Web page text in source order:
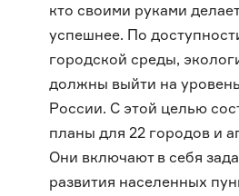
кто своими руками
успешнее. По
городской среды,
должны выйти на
России. С этой целью
планы для 22 городов и
Они включают в себя
развития населенных